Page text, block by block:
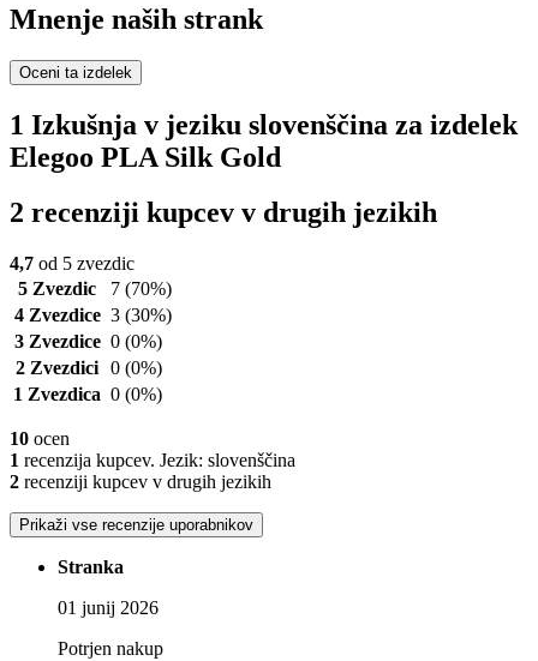
Mnenje naših strank
Oceni ta izdelek
1 Izkušnja v jeziku slovenščina za izdelek
Elegoo PLA Silk Gold
2 recenziji kupcev v drugih jezikih
4,7 od 5 zvezdic
5 Zvezdic
7 (70%)
4 Zvezdice 3 (30%)
3 Zvezdice 0 (0%)
2 Zvezdici 0 (0%)
1 Zvezdica 0 (0%)
10 ocen
1 recenzija kupcev. Jezik: slovenščina
2 recenziji kupcev v drugih jezikih
Prikaži vse recenzije uporabnikov
Stranka
01 junij 2026
Potrjen nakup